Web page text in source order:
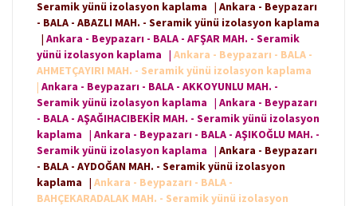
Seramik yünü izolasyon kaplama | Ankara - Beypazarı
- BALA - ABAZLI MAH. - Seramik yünü izolasyon kaplama
| Ankara - Beypazarı - BALA - AFŞAR MAH. - Seramik
yünü izolasyon kaplama | Ankara - Beypazarı - BALA -
AHMETÇAYIRI MAH. - Seramik yünü izolasyon kaplama
| Ankara - Beypazarı - BALA - AKKOYUNLU MAH. -
Seramik yünü izolasyon kaplama | Ankara - Beypazarı
- BALA - AŞAĞIHACIBEKİR MAH. - Seramik yünü izolasyon
kaplama | Ankara - Beypazarı - BALA - AŞIKOĞLU MAH. -
Seramik yünü izolasyon kaplama | Ankara - Beypazarı
- BALA - AYDOĞAN MAH. - Seramik yünü izolasyon
kaplama | Ankara - Beypazarı - BALA -
BAHÇEKARADALAK MAH. - Seramik yünü izolasyon